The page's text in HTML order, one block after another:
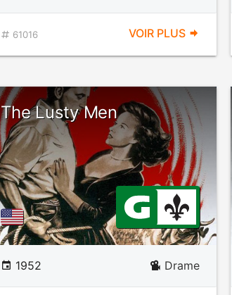
61016 VOIR PLUS
The Lusty Men
1952 Drame